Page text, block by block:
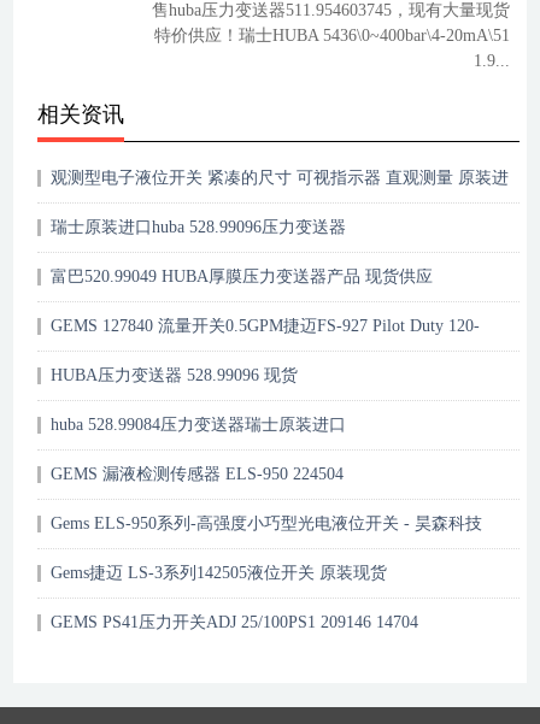
售huba压力变送器511.954603745，现有大量现货
特价供应！瑞士HUBA 5436\0~400bar\4-20mA\51
1.9...
相关资讯
观测型电子液位开关 紧凑的尺寸 可视指示器 直观测量 原装进
瑞士原装进口huba 528.99096压力变送器
富巴520.99049 HUBA厚膜压力变送器产品 现货供应
GEMS 127840 流量开关0.5GPM捷迈FS-927 Pilot Duty 120-
HUBA压力变送器 528.99096 现货
huba 528.99084压力变送器瑞士原装进口
GEMS 漏液检测传感器 ELS-950 224504
Gems ELS-950系列-高强度小巧型光电液位开关 - 昊森科技
Gems捷迈 LS-3系列142505液位开关 原装现货
GEMS PS41压力开关ADJ 25/100PS1 209146 14704